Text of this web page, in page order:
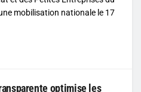
mobilisation nationale le 17
optimise les